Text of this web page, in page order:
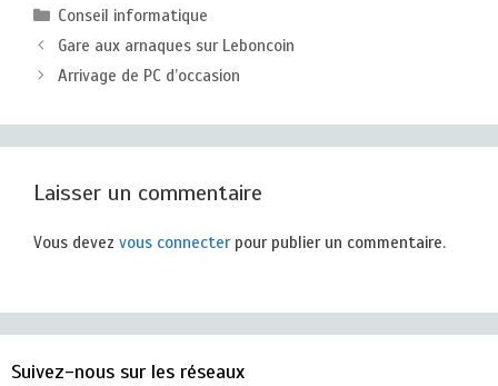
Catégories
Conseil informatique
Gare aux arnaques sur Leboncoin
Arrivage de PC d’occasion
Laisser un commentaire
Vous devez vous connecterpour publier un commentaire.
Suivez-nous sur les réseaux